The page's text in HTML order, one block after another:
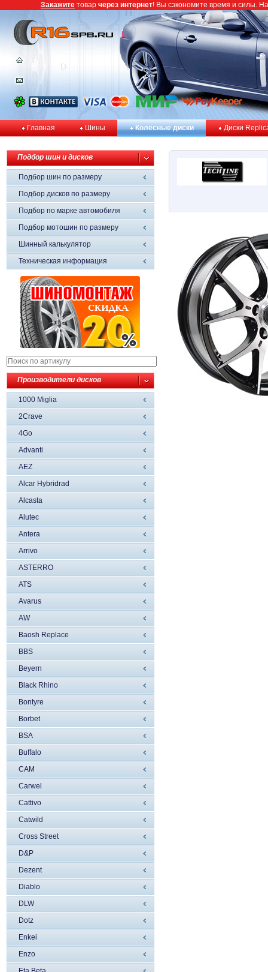
Главная Шины Колёсные диски Диски
Подбор шин и дисков
Подбор шин по размеру
Подбор дисков по размеру
Подбор по марке автомобиля
Подбор мотошин по размеру
Шинный калькулятор
Техническая информация
Производители дисков
1000 Miglia
2Crave
4Go
Advanti
AEZ
Alcar Hybridrad
Alcasta
Alutec
Antera
Arrivo
ASTERRO
ATS
Avarus
AW
Baosh Replace
BBS
Beyern
Black Rhino
Bontyre
Borbet
BSA
Buffalo
CAM
Carwel
Cattivo
Catwild
Cross Street
D&P
Dezent
Diablo
DLW
Dotz
Enkei
Enzo
Закажите товар через интернет! Вы сэкономите время и силы.